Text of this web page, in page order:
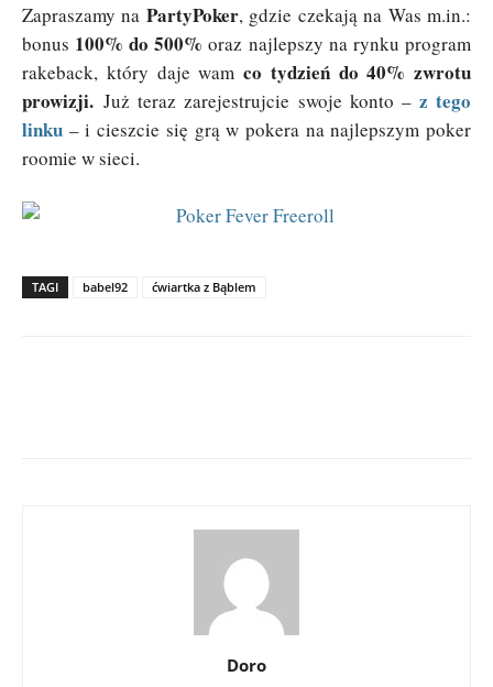
Zapraszamy na PartyPoker, gdzie czekają na Was m.in.:
bonus 100% do 500% oraz najlepszy na rynku program
rakeback, który daje wam co tydzień do 40% zwrotu
prowizji. Już teraz zarejestrujcie swoje konto – z tego
linku – i cieszcie się grą w pokera na najlepszym poker
roomie w sieci.
TAGI babel92 ćwiartka z Bąblem
Doro